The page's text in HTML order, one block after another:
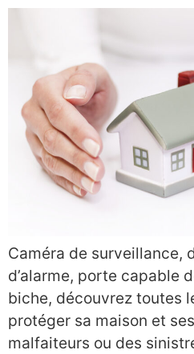
Caméra de surveillance,
d’alarme, porte capable
biche, découvrez toutes
protéger sa maison et
malfaiteurs ou des